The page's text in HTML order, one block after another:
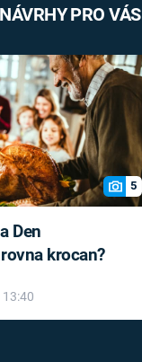
NÁVRHY PRO VÁS
5
Den
krocan?